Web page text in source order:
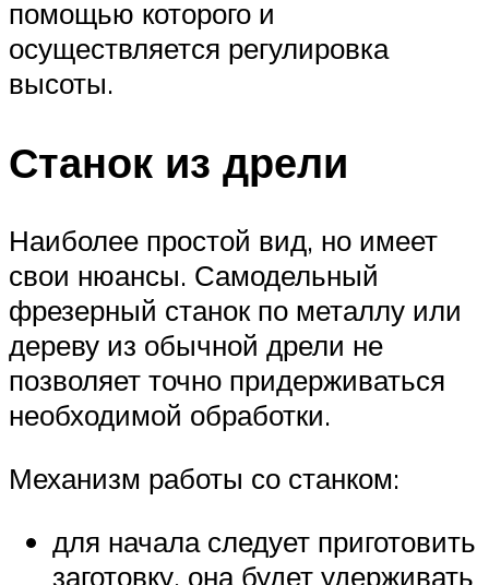
помощью которого и
осуществляется регулировка
высоты.
Станок из дрели
Наиболее простой вид, но имеет
свои нюансы. Самодельный
фрезерный станок по металлу или
дереву из обычной дрели не
позволяет точно придерживаться
необходимой обработки.
Механизм работы со станком:
для начала следует приготовить
заготовку, она будет удерживать